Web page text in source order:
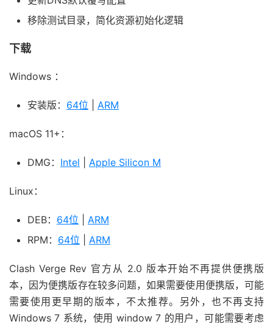
移除测试目录，简化资源初始化逻辑
下载
Windows ：
安装版： 64位 ARM
macOS 11+：
DMG： Intel Apple Silicon M
Linux：
DEB： 64位
ARM
RPM： 64位 ARM
Clash Verge Rev 官方从 2.0 版本开始不再提供便携版
本，因为便携版存在较多问题，如果需要使用便携版，可能
需要使用更早期的版本，不太推荐。另外，也不再支持
Windows 7 系统，使用 window 7 的用户，可能需要考虑